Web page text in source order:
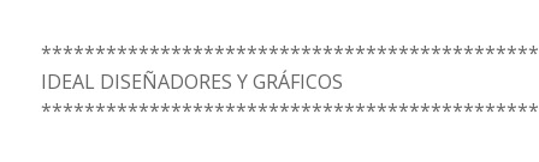
IDEAL DISEÑADORES Y GRÁFICOS